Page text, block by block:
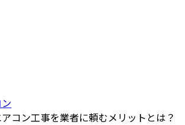
コン工事を業者に頼むメリットとは？